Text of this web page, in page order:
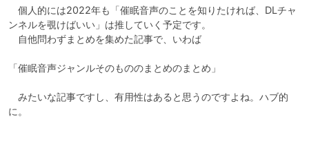
個人的には2022年も「催眠音声のことを知りたければ、DLチャ
ンネルを覗けばいい」は推していく予定です。
自他問わずまとめを集めた記事で、いわば
「催眠音声ジャンルそのもののまとめのまとめ」
みたいな記事ですし、有用性はあると思うのですよね。ハブ的
に。